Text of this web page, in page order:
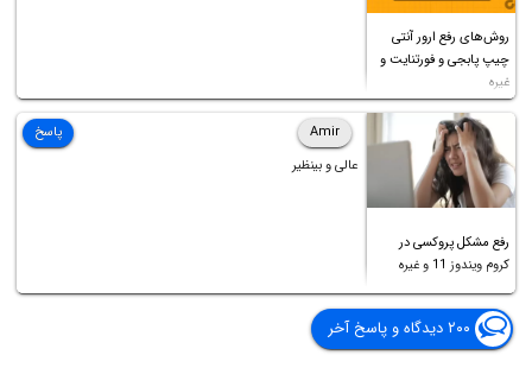
روش‌های رفع ارور آنتی
چیپ پابجی و فورتنایت و
غیره
رفع مشکل پروکسی در
کروم ویندوز 11 و غیره
Amir
عالی و بینظیر
پاسخ
۲۰۰ دیدگاه و پاسخ آخر